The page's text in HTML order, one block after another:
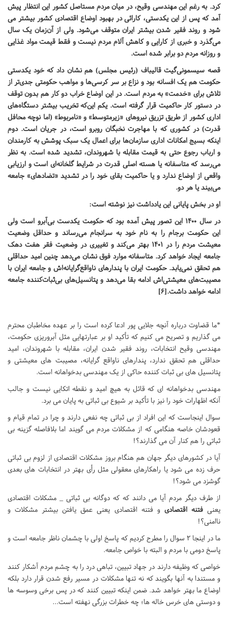
کرد. به رغم این مهندسی وقیح، در میان مردم مستاصل کشور این انتظار پیش
آمد که پس از این یکدستی، کارائی در بهبود اوضاع اقتصادی کشور بیشتر می
شود و روند فقیر شدن بیشتر ایران متوقف می‌شود. ولی از آن‌زمان یک سال
می‌گذرد و خبری از کارایی و کاهش آلام مردم نیست و فقط قیمت مواد غذایی
و روزانه مردم دو برابر شده است.
قصه سیسمونی‌گیت قالیباف (رئیس مجلس) هم نشان داد که خود یکدستی
حکومت هم یک افسانه بود و نزاع بر سر کرسی‌ها و مواهب حکومتی جدی‌تر از
تلاش برای «خدمت» به مردم است. در این اوضاع خراب دو کار هم بدون توقف
در دستور کار حاکمیت قرار گرفته است. یکم این‌که تخریب بیشتر دستگاه‌های
اداری کشور از طریق تزریق نیروهای «زیرمتوسط» و «نامربوط» (اما نوچه محافل
قدرت) در کشوری که با مهاجرت نخبگان روبرو است، در جریان است. دوم
اینکه بسیج امکانات اداری سازمان‌ها برای اعمال یک سبک‌ پوشش به کارمندان
و ارباب رجوع حتی به قیمت مقابله با شهروندان، تشدید شده است. به نظر
می‌رسد که متاسفانه یا هسته اصلی قدرت در شرایط گلخانه‌ای است و ارزیابی
واقعی از اوضاع ندارد و یا حاکمیت بقای خود را در تشدید «تضادهای» جامعه
می‌بیند یا هر دو.
او در بخش پایانی این یادداشت نیز نوشته است:
در سال ۱۴۰۰ این تصور پیش آمده بود که حکومت یکدست بی‌آبرو است ولی
این حکومت برجام را به نام خود به سرانجام می‌رساند و حداقل وضعیت
معیشت مردم را در ۱۴۰۱ بهتر می‌کند و تغییری در وضعیت فقر هفت‌ دهک
جامعه ایجاد خواهد کرد. متاسفانه موارد فوق نشان می‌دهد چنین امید حداقلی
هم تحقق نمی‌یابد. حکومت ایران با پندارهای ناواقع‌گرایانه‌اش و جامعه ایران با
مصیبت‌های معیشتی‌اش ادامه بقا می‌دهد و پتانسیل‌های بی‌ثبات‌کننده جامعه
ادامه خواهد داشت.[6]
*ما قضاوت درباره آنچه جلایی پور ادعا کرده است را بر عهده مخاطبان محترم
می گذاریم و تصریح می کنیم که تأکید او بر عبارتهایی مثل آبروریزی حکومت،
مهندسی وقیح انتخابات، روند فقیر شدن ایران، مقابله با شهروندان، امید
حداقلی هم تحقق ندارد، پندارهای ناواقع گرایانه، مصیبت های معیشتی و
پتانسیل های بی ثبات کننده حاکی از یک مهندسی بدخواهانه است.
مهندسی بدخواهانه ای که قائل به هیچ امید و نقطه اتکایی نیست و جالب
آنکه اظهارات خود را نیز با تأکید بر شیوع بی ثباتی به پایان می برد.
سوال اینجاست که این افراد از بی ثباتی چه نفعی دارند و چرا در تمام قیام و
قعودشان خاصه هنگامی که از مشکلات مردم می گویند اما بلافاصله گزینه بی
ثباتی را هم کنار آن می گذارند؟!
آیا در کشورهای دیگر جهان هم هنگام بروز مشکلات اقتصادی از لزوم بی ثباتی
حرف زده می شود یا راهکارهای معقولی مثل رأی بهتر در انتخابات های بعدی
گوشزد می شود؟!
از طرف دیگر مردم آیا می دانند که که دوگانه بی ثباتی _ مشکلات اقتصادی
یعنیفتنه اقتصادی و فتنه اقتصادی یعنی عمق یافتن بیشتر مشکلات و
ناامنی؟!
ما در اینجا 2 سوال را مطرح کردیم که پاسخ اولی با چشمان ناظر جامعه است و
پاسخ دومی با مردم و البته با خواص جامعه.
خواصی که وظیفه دارند در جهاد تبیین، تباهی درد را به چشم مردم آشکار کنند
و مستندا به آنها بگویند که نه تنها مشکلات در مسیر رفع شدن قرار دارد بلکه
اوضاع ما بهتر خواهد شد. ضمن اینکه تبیین کنند که در پس برخی وسوسه ها
و دوستی های خرس خاله ها؛ چه خطرات بزرگی نهفته است...